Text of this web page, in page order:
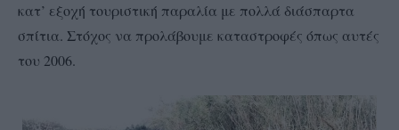
κατ’ εξοχή τουριστική παραλία με πολλά διάσπαρτα
σπίτια. Στόχος να προλάβουμε καταστροφές όπως αυτές
του 2006.